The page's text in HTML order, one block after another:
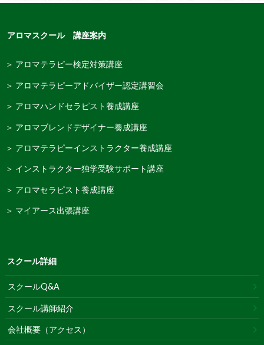
アロマスクール 講座案内
＞ アロマテラピー検定対策講座
＞ アロマテラピーアドバイザー認定講習会
＞ アロマハンドセラピスト養成講座
＞ アロマブレンドデザイナー養成講座
＞ アロマテラピーインストラクター養成講座
＞ インストラクター独学受験サポート講座
＞ アロマセラピスト養成講座
＞ マイアース出張講座
スクール詳細
スクールQ&A
スクール講師紹介
会社概要（アクセス）